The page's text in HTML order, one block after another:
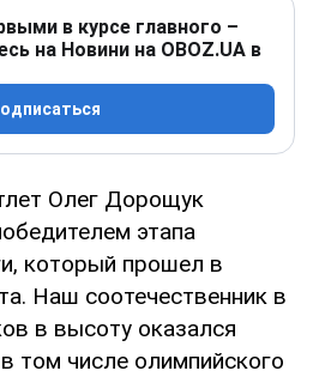
в курсе главного –
на Новини на OBOZ.UA в
Олег Дорощук
этапа
который прошел в
Наш соотечественник в
в высоту оказался
том числе олимпийского